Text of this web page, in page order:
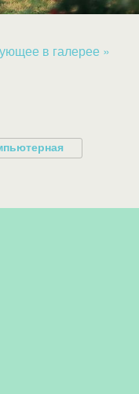
в галерее »